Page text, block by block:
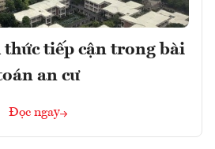
tiếp cận trong bài
an cư
Đọc ngay